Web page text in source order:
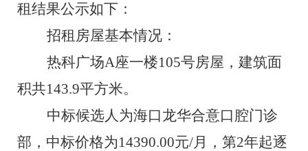
租结果公示如下：
招租 房屋基本情况：
热科广场A座一楼105号房屋，建筑面
积共143.9平方米。
中标候选人为海口龙华合意口腔门诊
部 ， 中标价格为14390.00元/月， 第2年起逐